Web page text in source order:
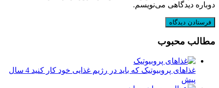
دوباره دیدگاهی می‌نویسم.
مطالب محبوب
غذاهای پروبیوتیک که باید در رژیم غذایی خود کار کنید
4 سال
پیش